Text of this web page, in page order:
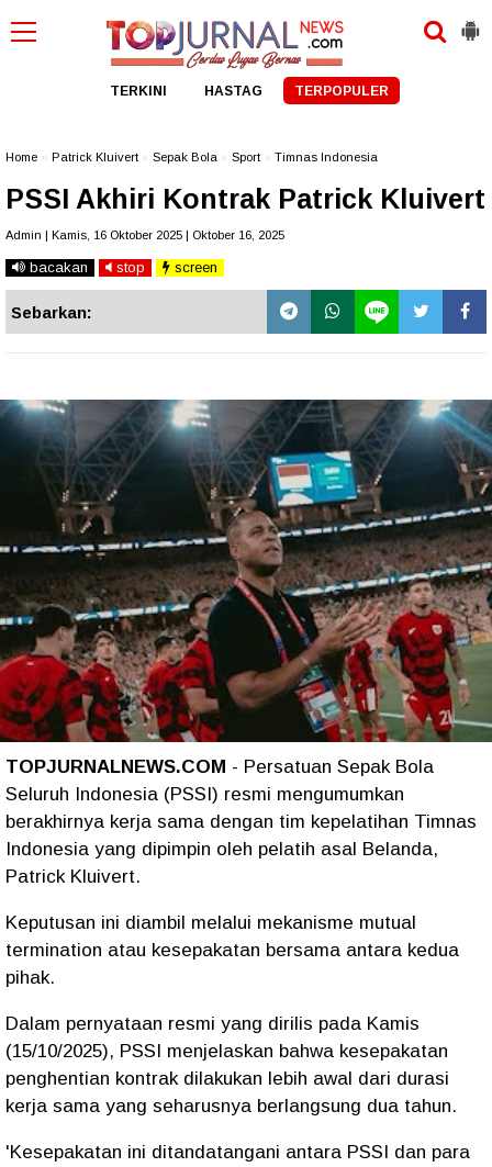
TERKINI HASTAG TERPOPULER
Home Patrick Kluivert Sepak Bola Sport Timnas Indonesia
PSSI Akhiri Kontrak Patrick Kluivert
Admin | Kamis, 16 Oktober 2025 | Oktober 16, 2025
bacakan stop screen
Sebarkan:
TOPJURNALNEWS.COM - Persatuan Sepak Bola
Seluruh Indonesia (PSSI) resmi mengumumkan
berakhirnya kerja sama dengan tim kepelatihan Timnas
Indonesia yang dipimpin oleh pelatih asal Belanda,
Patrick Kluivert.
Keputusan ini diambil melalui mekanisme mutual
termination atau kesepakatan bersama antara kedua
pihak.
Dalam pernyataan resmi yang dirilis pada Kamis
(15/10/2025), PSSI menjelaskan bahwa kesepakatan
penghentian kontrak dilakukan lebih awal dari durasi
kerja sama yang seharusnya berlangsung dua tahun.
'Kesepakatan ini ditandatangani antara PSSI dan para